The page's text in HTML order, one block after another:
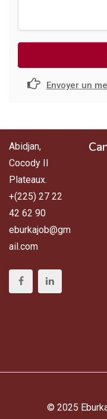
Envoyer un
Abidjan,
Cocody II
Plateaux.
+(225) 27 22
42 62 90
eburkajob@gm
ail.com
© 2025